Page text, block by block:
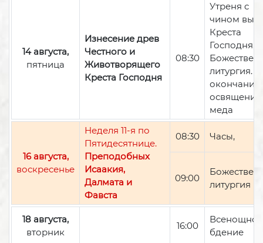
14 августа,
пятница
Изнесение древ
Честного и
Животворящего
Креста Господня
08:30
Утреня с
чином
Креста
Господня,
литургия.
окончании
освящение
меда
16 августа,
воскресенье
Неделя 11-я по
Пятидесятнице.
Преподобных
Исаакия,
Далмата и
Фавста
08:30 Часы,
09:00
литургия
18 августа,
вторник
16:00
Всенощное
бдение